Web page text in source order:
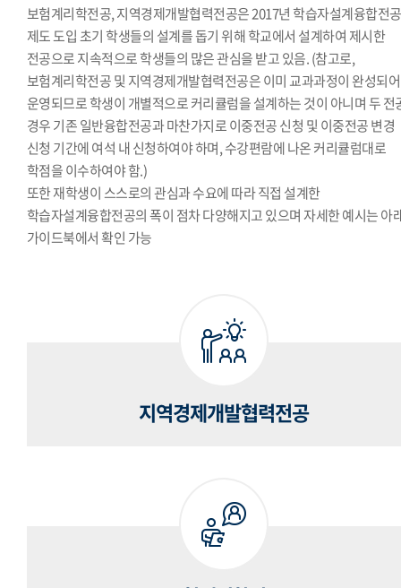
보험계리학전공, 지역경제개발협력전공은 2017년 학습자설계융합전공
제도 도입 초기 학생들의 설계를 돕기 위해 학교에서 설계하여 제시한
전공으로 지속적으로 학생들의 많은 관심을 받고 있음. (참고로,
보험계리학전공 및 지역경제개발협력전공은 이미 교과과정이 완성되어
운영되므로 학생이 개별적으로 커리큘럼을 설계하는 것이 아니며 두 전
경우 기존 일반융합전공과 마찬가지로 이중전공 신청 및 이중전공 변경
신청 기간에 여석 내 신청하여야 하며, 수강편람에 나온 커리큘럼대로
학점을 이수하여야 함.)
또한 재학생이 스스로의 관심과 수요에 따라 직접 설계한
학습자설계융합전공의 폭이 점차 다양해지고 있으며 자세한 예시는 아
가이드북에서 확인 가능
지역경제개발협력전공